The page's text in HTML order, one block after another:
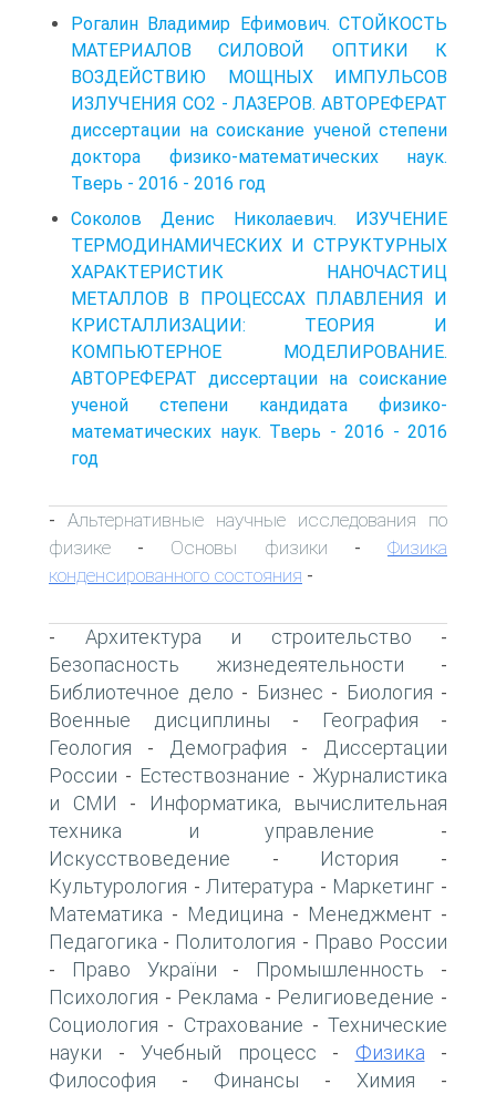
Рогалин Владимир Ефимович. СТОЙКОСТЬ
МАТЕРИАЛОВ СИЛОВОЙ ОПТИКИ К
ВОЗДЕЙСТВИЮ МОЩНЫХ ИМПУЛЬСОВ
ИЗЛУЧЕНИЯ СО2 - ЛАЗЕРОВ. АВТОРЕФЕРАТ
диссертации на соискание ученой степени
доктора физико-математических наук.
Тверь - 2016 - 2016 год
Соколов Денис Николаевич. ИЗУЧЕНИЕ
ТЕРМОДИНАМИЧЕСКИХ И СТРУКТУРНЫХ
ХАРАКТЕРИСТИК НАНОЧАСТИЦ
МЕТАЛЛОВ В ПРОЦЕССАХ ПЛАВЛЕНИЯ И
КРИСТАЛЛИЗАЦИИ: ТЕОРИЯ И
КОМПЬЮТЕРНОЕ МОДЕЛИРОВАНИЕ.
АВТОРЕФЕРАТ диссертации на соискание
ученой степени кандидата физико-
математических наук. Тверь - 2016 - 2016
год
- Альтернативные научные исследования по
физике - Основы физики -Физика
конденсированного состояния -
- Архитектура и строительство -
Безопасность жизнедеятельности -
Библиотечное дело - Бизнес - Биология -
Военные дисциплины - География -
Геология - Демография -
Диссертации
России - Естествознание - Журналистика
и СМИ -
Информатика, вычислительная
техника и управление -
Искусствоведение - История -
Культурология - Литература - Маркетинг -
Математика - Медицина - Менеджмент -
Педагогика - Политология - Право России
- Право України - Промышленность -
Психология - Реклама - Религиоведение -
Социология - Страхование - Технические
науки - Учебный процесс - Физика -
Философия - Финансы - Химия -